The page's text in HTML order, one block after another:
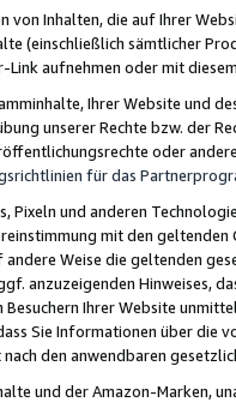
von Inhalten, die auf Ihrer
(einschließlich sämtlicher
Link aufnehmen oder mit
Ihrer Website und
unserer Rechte bzw. der
oder
für das
Pixeln und anderen
mit den
Weise die geltenden
anzuzeigenden Hinweises,
Ihrer Website
Sie Informationen über die
den anwendbaren
und der Amazon-Marken,